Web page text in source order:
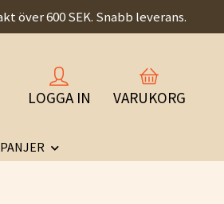
över 600 SEK. Snabb leverans.
LOGGA IN VARUKORG